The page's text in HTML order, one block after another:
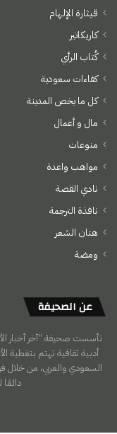
قيثارة الإلهام
كاريكاتير
كُتاب الرأي
كفاءات سعودية
كل ما يخص المدينة
مال و أعمال
منوعات
مواهب واعدة
نادي القصة
نافذة الترجمة
هتان الشعر
ومضة
عن الصحيفة
أدبية ثقافية تهتم بتغطية
السعودي والعربي، من